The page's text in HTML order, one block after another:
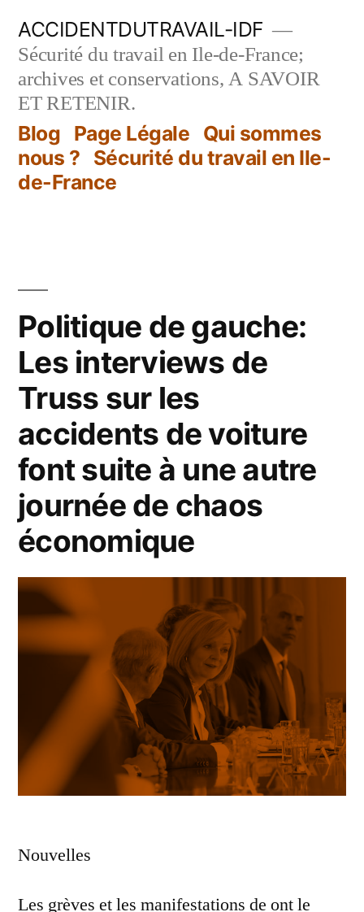
contenu
ACCIDENTDUTRAVAIL-IDF
Sécurité du travail en Ile-de-France;
archives et conservations, A SAVOIR
ET RETENIR.
Blog Page Légale Qui sommes
nous ? Sécurité du travail en Ile-
de-France
Politique de gauche:
Les interviews de
Truss sur les
accidents de voiture
font suite à une autre
journée de chaos
économique
Nouvelles
Les grèves et les manifestations de ont le